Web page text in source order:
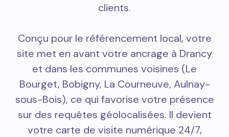
clients.
Conçu pour le référencement local, votre
site met en avant votre ancrage à Drancy
et dans les communes voisines (Le
Bourget, Bobigny, La Courneuve, Aulnay-
sous-Bois), ce qui favorise votre présence
sur des requêtes géolocalisées. Il devient
votre carte de visite numérique 24/7,